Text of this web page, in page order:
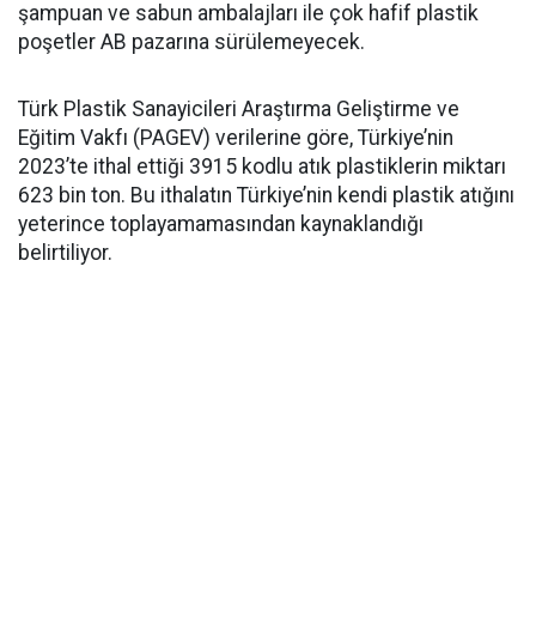
şampuan ve sabun ambalajları ile çok hafif plastik
poşetler AB pazarına sürülemeyecek.
Türk Plastik Sanayicileri Araştırma Geliştirme ve
Eğitim Vakfı (PAGEV) verilerine göre, Türkiye’nin
2023’te ithal ettiği 3915 kodlu atık plastiklerin miktarı
623 bin ton. Bu ithalatın Türkiye’nin kendi plastik atığını
yeterince toplayamamasından kaynaklandığı
belirtiliyor.